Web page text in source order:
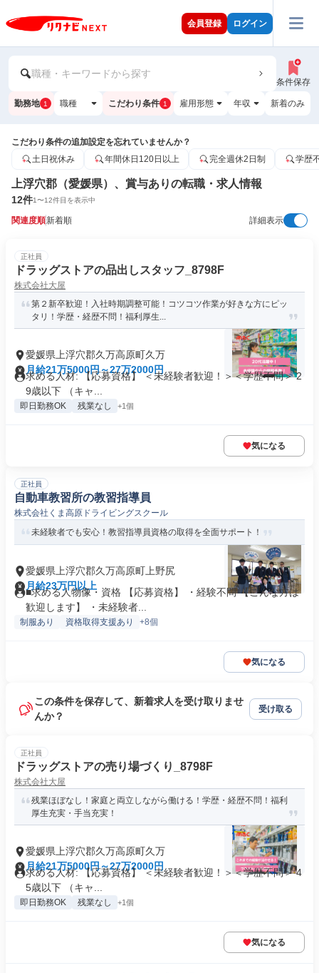
会員登録 ログイン
職種・キーワードから探す
条件保存
勤務地 1 職種 こだわり条件 1 雇用形態 年収 新着のみ
こだわり条件の追加設定を忘れていませんか？
土日祝休み
年間休日120日以上 完全週休2日制 学歴
上浮穴郡（愛媛県）、賞与ありの転職・求人情報
12件1〜12件目を表示中
関連度順新着順 詳細表示
正社員
ドラッグストアの品出しスタッフ_8798F
株式会社大屋
第２新卒歓迎！入社時期調整可能！コツコツ作業が好きな方にピッ
タリ！学歴・経歴不問！福利厚生...
愛媛県上浮穴郡久万高原町久万
月給21万5000円～27万2000円
求める人材: 【応募資格】 ＜未経験者歓迎！＞＜学歴不問＞ 2
9歳以下 （キャ...
即日勤務OK 残業なし +1個
気になる
正社員
自動車教習所の教習指導員
株式会社くま高原ドライビングスクール
未経験者でも安心！教習指導員資格の取得を全面サポート！
愛媛県上浮穴郡久万高原町上野尻
月給23万円以上
■求める人物像・資格 【応募資格】 ・経験不問 【こんな方は
歓迎します】 ・未経験者...
制服あり 資格取得支援あり +8個
気になる
この条件を保存して、新着求人を受け取りませ
んか？
受け取る
正社員
ドラッグストアの売り場づくり_8798F
株式会社大屋
残業ほぼなし！家庭と両立しながら働ける！学歴・経歴不問！福利
厚生充実・手当充実！
愛媛県上浮穴郡久万高原町久万
月給21万5000円～27万2000円
求める人材: 【応募資格】 ＜未経験者歓迎！＞＜学歴不問＞ 4
5歳以下 （キャ...
即日勤務OK 残業なし +1個
気になる